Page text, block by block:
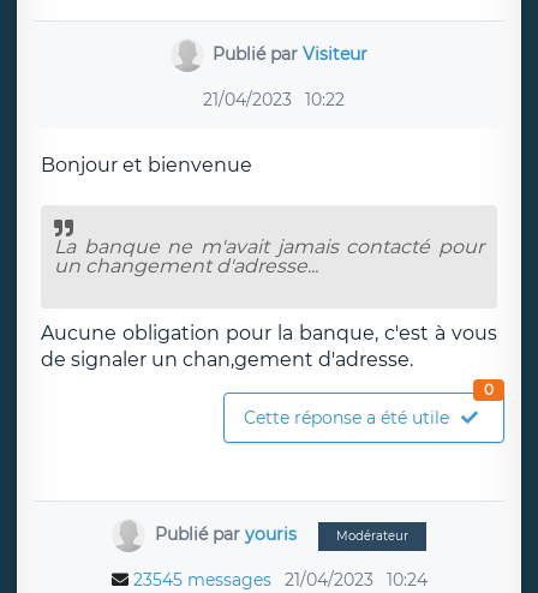
Publié parVisiteur
21/04/2023 10:22
Bonjour et bienvenue
La banque ne m'avait jamais contacté pour
un changement d'adresse...
Aucune obligation pour la banque, c'est à vous
de signaler un chan,gement d'adresse.
Cette réponse a été utile
0
Publié par youris Modérateur
23545 messages 21/04/2023 10:24